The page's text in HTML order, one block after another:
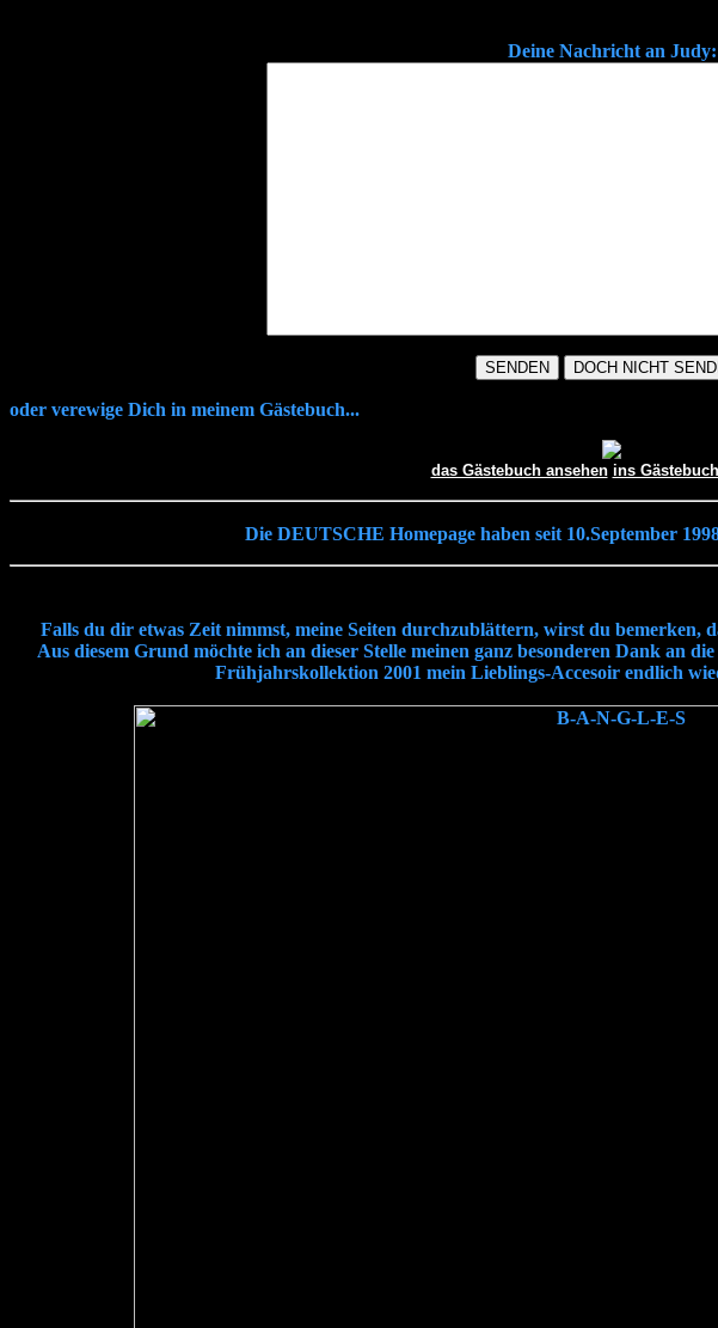
Deine Nachricht an Judy:
oder verewige Dich in meinem Gästebuch...
das Gästebuch ansehen ins
Die DEUTSCHE Homepage haben seit 10.September
Falls du dir etwas Zeit nimmst, meine Seiten durchzublättern, wirst du bemerken,
Aus diesem Grund möchte ich an dieser Stelle meinen ganz besonderen Dank an
Frühjahrskollektion 2001 mein Lieblings-Accesoir endlich